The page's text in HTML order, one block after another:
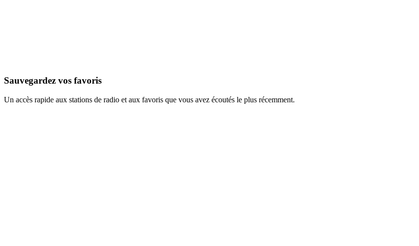
Sauvegardez vos favoris
Un accès rapide aux stations de radio et aux favoris que vous avez écoutés le plus récemment.